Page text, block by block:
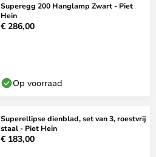
Superegg 200 Hanglamp Zwart - Piet
Hein
€ 286,00
Op voorraad
Superellipse dienblad, set van 3, roestvrij
staal - Piet Hein
€ 183,00